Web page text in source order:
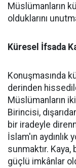
Müslümanların
olduklarını
Küresel İfsada
Konuşmasında
derinden
Müslümanların
Birincisi,
bir iradeyle
İslam'ın aydınlık
sunmaktır.
güçlü imkânlar